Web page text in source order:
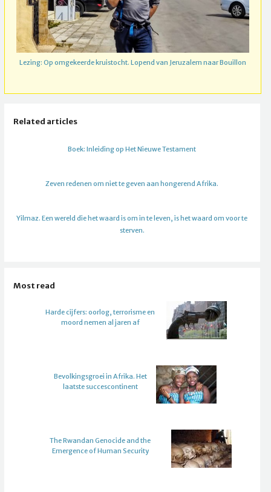
Lezing: Op omgekeerde kruistocht. Lopend van Jeruzalem naar Bouillon
Related articles
Boek: Inleiding op Het Nieuwe Testament
Zeven redenen om niet te geven aan hongerend Afrika.
Yilmaz. Een wereld die het waard is om in te leven, is het waard om voor te
sterven.
Most read
Harde cijfers: oorlog, terrorisme en
moord nemen al jaren af
Bevolkingsgroei in Afrika. Het
laatste succescontinent
The Rwandan Genocide and the
Emergence of Human Security